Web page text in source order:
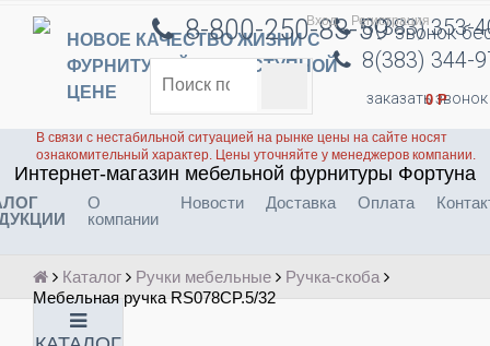
Вход Регистрация
НОВОЕ КАЧЕСТВО ЖИЗНИ С
ФУРНИТУРОЙ ПО ДОСТУПНОЙ
ЦЕНЕ
8-800-250-83-59звонок
8(383) 353-
8(383) 344-
заказать звонок
0Р
В связи с нестабильной ситуацией на рынке цены на сайте носят
ознакомительный характер. Цены уточняйте у менеджеров компании.
Интернет-магазин мебельной фурнитуры Фортуна
О
компании
Новости Доставка Оплата
Каталог Ручки мебельные
Ручка-скоба
Мебельная ручка RS078CP.5/32